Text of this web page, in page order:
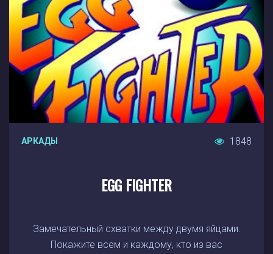
АРКАДЫ 1848
EGG FIGHTER
Замечательный схватки между двумя яйцами.
Покажите всем и каждому, кто из вас